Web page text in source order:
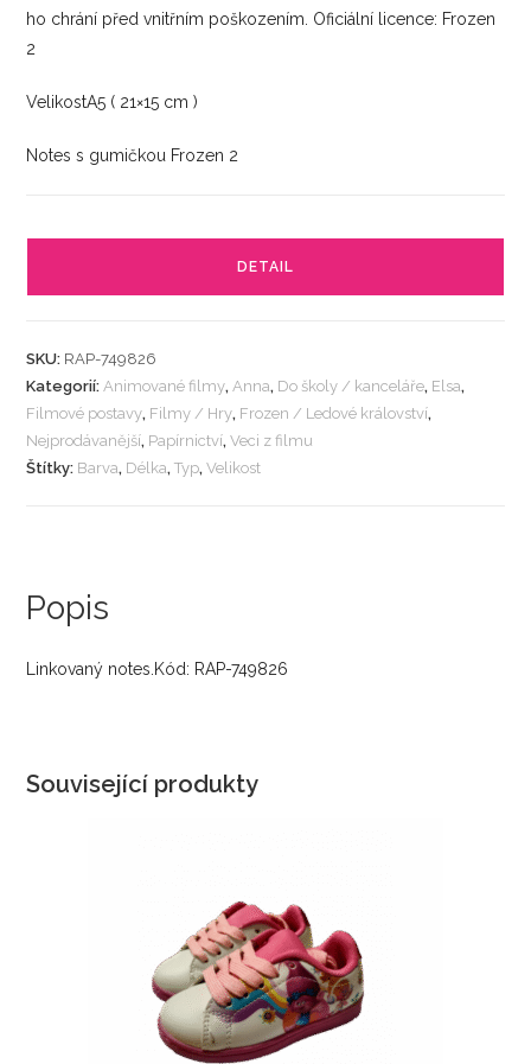
ho chrání před vnitřním poškozením. Oficiální licence: Frozen
2
VelikostA5 ( 21×15 cm )
Notes s gumičkou Frozen 2
DETAIL
SKU: RAP-749826
Kategorií:Animované filmy,Anna, Do školy / kanceláře, Elsa,
Filmové postavy, Filmy / Hry, Frozen / Ledové království,
Nejprodávanější, Papírnictví,Veci z filmu
Štítky: Barva, Délka,Typ,Velikost
Popis
Linkovaný notes.Kód: RAP-749826
Související produkty